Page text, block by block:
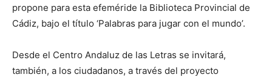
propone para esta efeméride la Biblioteca Provincial de
Cádiz, bajo el título ‘Palabras para jugar con el mundo’.
Desde el Centro Andaluz de las Letras se invitará,
también, a los ciudadanos, a través del proyecto